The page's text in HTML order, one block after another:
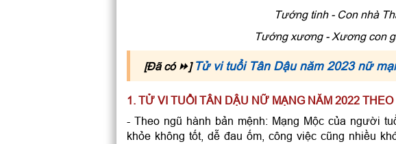
Tướng tinh - Con nhà
Tướng xương - Xương con
[Đã có ⏩] Tử vi tuổi Tân Dậu năm 2023 nữ
1. TỬ VI TUỔI TÂN DẬU NỮ MẠNG NĂM 2022
- Theo ngũ hành bản mệnh: Mạng Mộc của người
khỏe không tốt, dễ đau ốm, công việc cũng nhiều